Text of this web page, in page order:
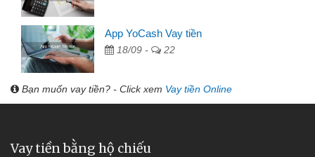
App YoCash Vay tiền
18/09 - 22
Bạn muốn vay tiền? - Click xem Vay tiền Online
Vay tiền bằng hộ chiếu